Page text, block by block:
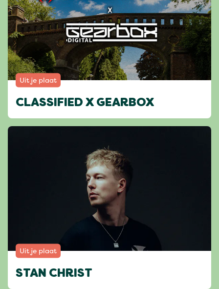
Uit je plaat
CLASSIFIED X GEARBOX
Uit je plaat
STAN CHRIST